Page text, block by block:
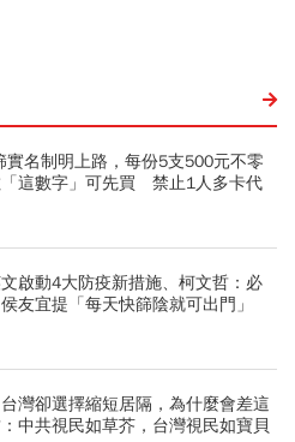
名制明上路，每份5支500元不零
這數字」可先買 禁止1人多卡代
啟動4大防疫新措施、柯文哲：必
友宜提「每天快篩陰就可出門」
灣卻選擇縮短居隔，為什麼會差這
中共視民如草芥，台灣視民如寶貝